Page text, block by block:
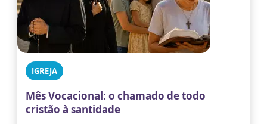
IGREJA
Mês Vocacional: o chamado de todo
cristão à santidade